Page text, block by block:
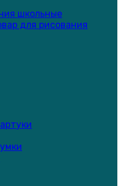
школьные
для рисования